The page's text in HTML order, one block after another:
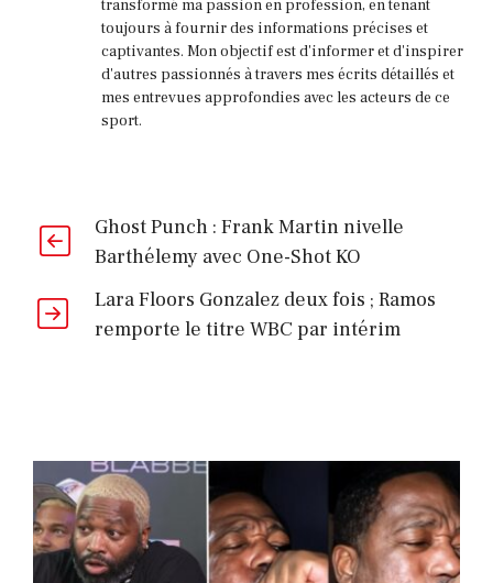
Wardley
Title
Shot
à
la
trilogie
Usyk
transformé ma passion en profession, en tenant
toujours à fournir des informations précises et
captivantes. Mon objectif est d'informer et d'inspirer
d'autres passionnés à travers mes écrits détaillés et
mes entrevues approfondies avec les acteurs de ce
sport.
Ghost Punch : Frank Martin nivelle
Barthélemy avec One-Shot KO
Lara Floors Gonzalez deux fois ; Ramos
remporte le titre WBC par intérim